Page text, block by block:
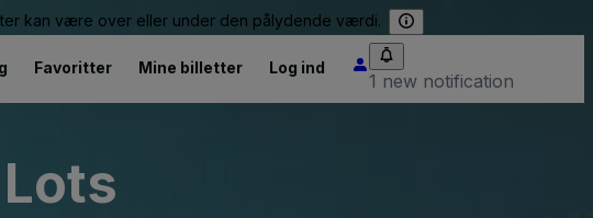
kan være over eller under den pålydende værdi.
Favoritter Mine billetter Log ind
1 new notification